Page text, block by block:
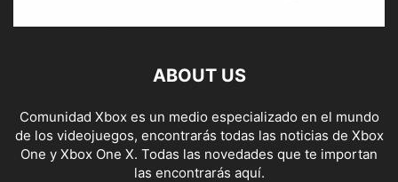
ABOUT US
Comunidad Xbox es un medio especializado en el mundo
de los videojuegos, encontrarás todas las noticias de Xbox
One y Xbox One X. Todas las novedades que te importan
las encontrarás aquí.